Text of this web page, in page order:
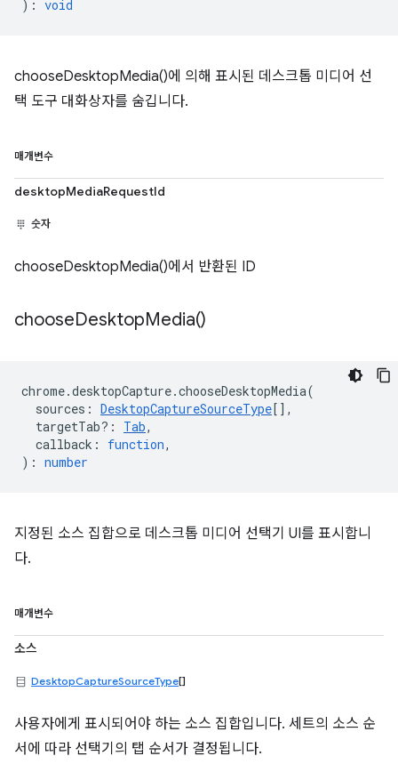
) : void
chooseDesktopMedia()에 의해 표시된 데스크톱 미디어 선
택 도구 대화상자를 숨깁니다.
매개변수
desktopMediaRequestId
숫자
chooseDesktopMedia()에서 반환된 ID
chooseDesktopMedia()
chrome.desktopCapture.chooseDesktopMedia(
sources : DesktopCaptureSourceType[],
targetTab? : Tab,
callback : function,
) : number
지정된 소스 집합으로 데스크톱 미디어 선택기 UI를 표시합니
다.
매개변수
소스
DesktopCaptureSourceType[]
사용자에게 표시되어야 하는 소스 집합입니다. 세트의 소스 순
서에 따라 선택기의 탭 순서가 결정됩니다.